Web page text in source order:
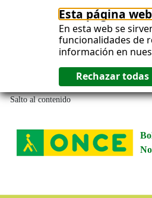
Esta página
En esta web se
funcionalidades de
información en
Salto al contenido